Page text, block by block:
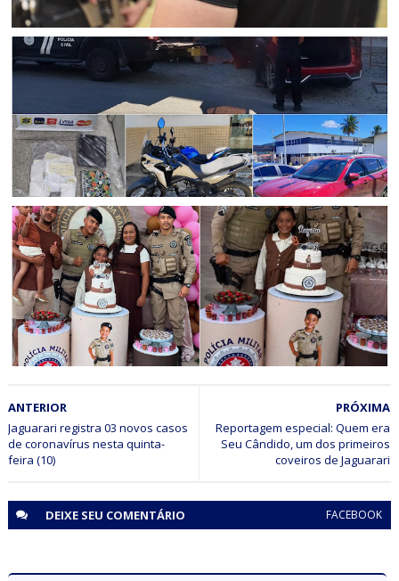
CURAÇÁ
Mulher suspeita de aplicar golpes que fez ao menos 25
vítimas idosas em Curaçá é presa pela Polícia Civil em
Senhor do Bonfim
POLICIAL
Polícia Civil prende suspeito de agiotagem e extorsão
com munições e veículos de luxo em Senhor do Bonfim
(BA)
Polícia Militar participa de aniversário infantil em Senhor
do Bonfim (BA)
PRÓXIMA
Reportagem especial: Quem era
Seu Cândido, um dos primeiros
coveiros de Jaguarari
ANTERIOR
Jaguarari registra 03 novos casos
de coronavírus nesta quinta-
feira (10)
DEIXE SEU COMENTÁRIO FACEBOOK